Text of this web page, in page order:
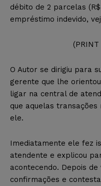
débito de 2 parcelas
empréstimo indevido,
(PRINT
O Autor se dirigiu para
gerente que lhe
ligar na central de
que aquelas
ele.
Imediatamente ele fez
atendente e explicou
acontecendo. Depois
confirmações e